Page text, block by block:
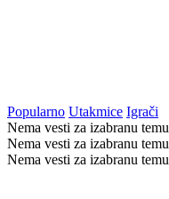
Popularno Utakmice Igrači
Nema vesti za izabranu temu
Nema vesti za izabranu temu
Nema vesti za izabranu temu